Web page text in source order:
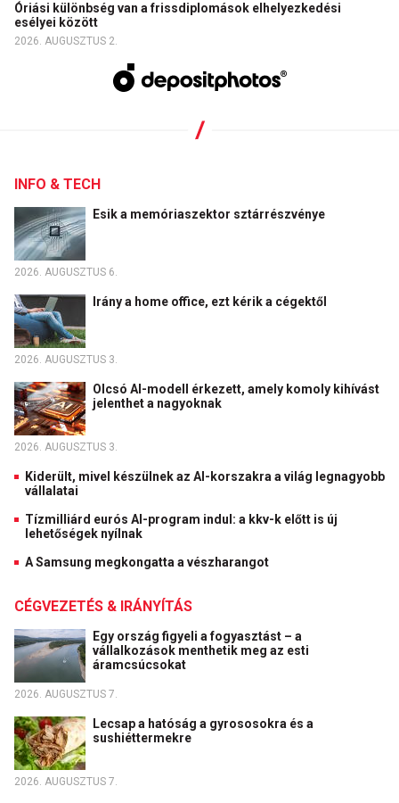
Óriási különbség van a frissdiplomások elhelyezkedési
esélyei között
2026. AUGUSZTUS 2.
INFO & TECH
Esik a memóriaszektor sztárrészvénye
2026. AUGUSZTUS 6.
Irány a home office, ezt kérik a cégektől
2026. AUGUSZTUS 3.
Olcsó AI-modell érkezett, amely komoly kihívást
jelenthet a nagyoknak
2026. AUGUSZTUS 3.
Kiderült, mivel készülnek az AI-korszakra a világ legnagyobb
vállalatai
Tízmilliárd eurós AI-program indul: a kkv-k előtt is új
lehetőségek nyílnak
A Samsung megkongatta a vészharangot
CÉGVEZETÉS & IRÁNYÍTÁS
Egy ország figyeli a fogyasztást – a
vállalkozások menthetik meg az esti
áramcsúcsokat
2026. AUGUSZTUS 7.
Lecsap a hatóság a gyrososokra és a
sushiéttermekre
2026. AUGUSZTUS 7.